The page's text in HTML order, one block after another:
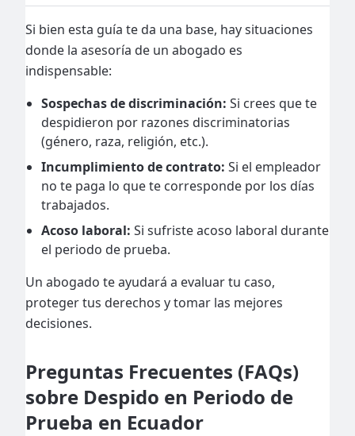
Si bien esta guía te da una base, hay situaciones
donde la asesoría de un abogado es
indispensable:
Sospechas de discriminación: Si crees que te
despidieron por razones discriminatorias
(género, raza, religión, etc.).
Incumplimiento de contrato: Si el empleador
no te paga lo que te corresponde por los días
trabajados.
Acoso laboral: Si sufriste acoso laboral durante
el periodo de prueba.
Un abogado te ayudará a evaluar tu caso,
proteger tus derechos y tomar las mejores
decisiones.
Preguntas Frecuentes (FAQs)
sobre Despido en Periodo de
Prueba en Ecuador